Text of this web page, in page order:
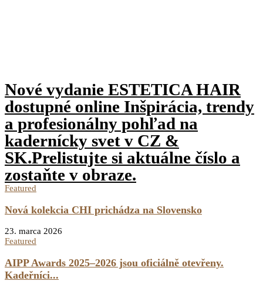
Nové vydanie ESTETICA HAIR
dostupné online Inšpirácia, trendy
a profesionálny pohľad na
kadernícky svet v CZ &
SK.Prelistujte si aktuálne číslo a
zostaňte v obraze.
Featured
Nová kolekcia CHI prichádza na Slovensko
23. marca 2026
Featured
AIPP Awards 2025–2026 jsou oficiálně otevřeny.
Kadeřníci...